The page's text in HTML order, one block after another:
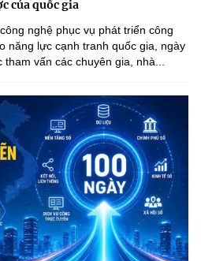
của quốc gia
nghệ phục vụ phát triển công
năng lực cạnh tranh quốc gia, ngày
vấn các chuyên gia, nhà...